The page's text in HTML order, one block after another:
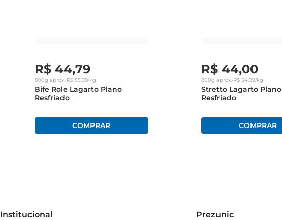
R$ 44,79
800g aprox.•R$ 55,98/kg
Bife Role Lagarto Plano
Resfriado
R$ 44,00
800g aprox.•R$ 54,99/kg
Stretto Lagarto Plano
Resfriado
Institucional Prezunic